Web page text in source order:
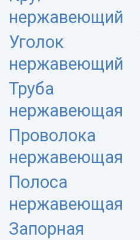
нержавеющий
Уголок
нержавеющий
Труба
нержавеющая
Проволока
нержавеющая
Полоса
нержавеющая
Запорная